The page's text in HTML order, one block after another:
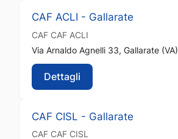
CAF ACLI - Gallarate
CAF CAF ACLI
Via Arnaldo Agnelli 33, Gallarate (VA)
Dettagli
CAF CISL - Gallarate
CAF CAF CISL